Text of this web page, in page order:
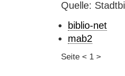
Quelle:
biblio-net
mab2
Seite < 1 >